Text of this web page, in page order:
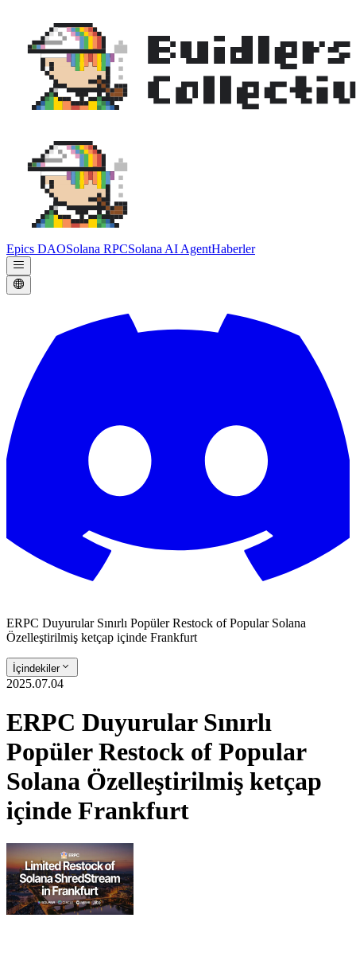
Epics DAOSolana RPCSolana AI AgentHaberler
ERPC Duyurular Sınırlı Popüler Restock of Popular Solana
Özelleştirilmiş ketçap içinde Frankfurt
İçindekiler
2025.07.04
ERPC Duyurular Sınırlı
Popüler Restock of Popular
Solana Özelleştirilmiş ketçap
içinde Frankfurt